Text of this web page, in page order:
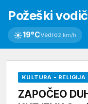
Požeški vodič
☀19°CVedro2 km/h
KULTURA - RELIGIJA
ZAPOČEO